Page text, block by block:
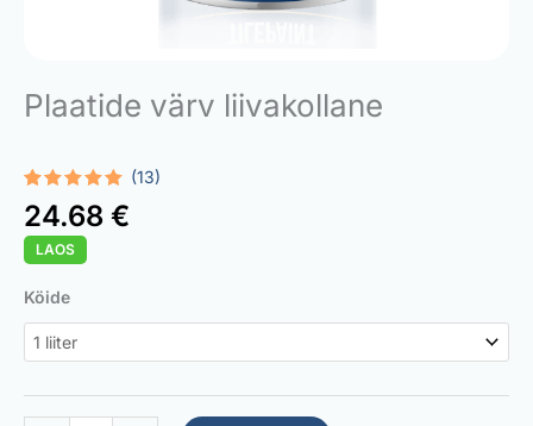
Plaatide värv liivakollane
Rated 5.00
out of 5
based on
13
customer
ratings
(13)
24.68 €
LAOS
Köide
Tile
Paint
Sand